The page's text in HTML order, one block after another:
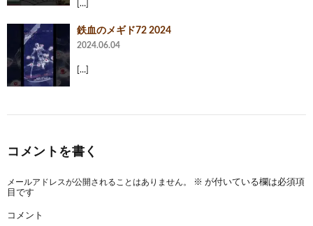
[…]
鉄血のメギド72 2024
2024.06.04
[…]
コメントを書く
メールアドレスが公開されることはありません。 ※ が付いている欄は必須項
目です
コメント